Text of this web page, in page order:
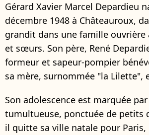
Gérard Xavier Marcel Depardieu
décembre 1948 à Châteauroux,
grandit dans une famille ouvrière
et sœurs. Son père, René
formeur et sapeur-pompier
sa mère, surnommée "la Lilette",
Son adolescence est marquée
tumultueuse, ponctuée de petits
il quitte sa ville natale pour Paris,